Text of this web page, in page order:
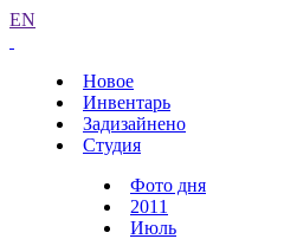
EN
Новое
Инвентарь
Задизайнено
Студия
Фото дня
2011
Июль